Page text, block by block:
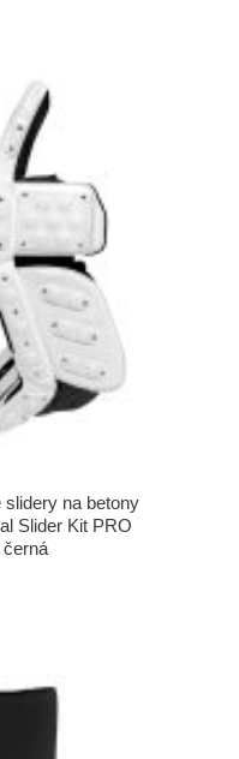
na betony
Slider Kit PRO